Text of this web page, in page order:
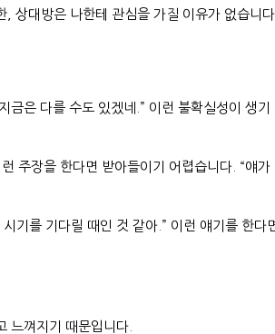
, 상대방은 나한테 관심을 가질 이유가 없습니
은 다를 수도 있겠네.” 이런 불확실성이 생기
주장을 한다면 받아들이기 어렵습니다. “얘가
기를 기다릴 때인 것 같아.” 이런 얘기를 한다
느껴지기 때문입니다.